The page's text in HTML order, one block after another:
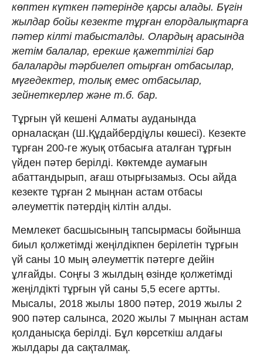
көптен күткен пәтерінде қарсы алады. Бүгін
жылдар бойы кезекте тұрған елордалықтарға
пәтер кілті табысталды. Олардың арасында
жетім балалар, ерекше қажеттілігі бар
балаларды тәрбиелеп отырған отбасылар,
мүгедектер, толық емес отбасылар,
зейнеткерлер және т.б. бар.
Тұрғын үй кешені Алматы ауданында
орналасқан (Ш.Құдайбердіұлы көшесі). Кезекте
тұрған 200-ге жуық отбасыға аталған тұрғын
үйден пәтер берілді. Көктемде аумағын
абаттандырып, ағаш отырғызамыз. Осы айда
кезекте тұрған 2 мыңнан астам отбасы
әлеуметтік пәтердің кілтін алды.
Мемлекет басшысының тапсырмасы бойынша
биыл қолжетімді жеңілдікпен берілетін тұрғын
үй саны 10 мың әлеуметтік пәтерге дейін
ұлғайды. Соңғы 3 жылдың өзінде қолжетімді
жеңілдікті тұрғын үй саны 5,5 есеге артты.
Мысалы, 2018 жылы 1800 пәтер, 2019 жылы 2
900 пәтер салынса, 2020 жылы 7 мыңнан астам
қолданысқа берілді. Бұл көрсеткіш алдағы
жылдары да сақталмақ.